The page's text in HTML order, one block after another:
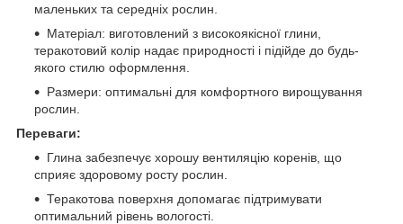
маленьких та середніх рослин.
Матеріал: виготовлений з високоякісної глини,
теракотовий колір надає природності і підійде до будь-
якого стилю оформлення.
Размери: оптимальні для комфортного вирощування
рослин.
Переваги:
Глина забезпечує хорошу вентиляцію коренів, що
сприяє здоровому росту рослин.
Теракотова поверхня допомагає підтримувати
оптимальний рівень вологості.